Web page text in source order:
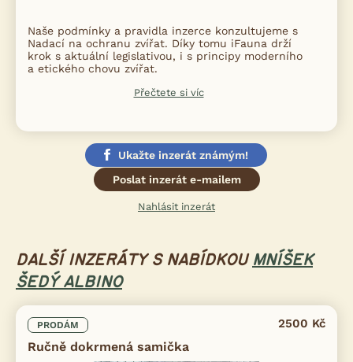
Naše podmínky a pravidla inzerce konzultujeme s
Nadací na ochranu zvířat. Díky tomu iFauna drží
krok s aktuální legislativou, i s principy moderního
a etického chovu zvířat.
Přečtete si víc
Ukažte inzerát známým!
Poslat inzerát e-mailem
Nahlásit inzerát
DALŠÍ INZERÁTY S NABÍDKOU MNÍŠEK
ŠEDÝ ALBINO
PRODÁM
Ručně dokrmená samička
2500 Kč